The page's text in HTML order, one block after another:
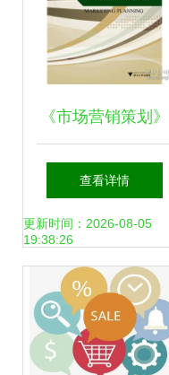
《市场营销策划》
核心内容与实用价
值探析
查看详情
更新时间：2026-08-05
19:38:26